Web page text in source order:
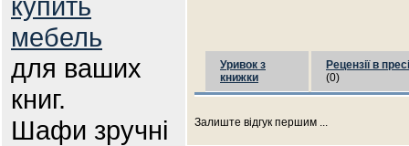
мебель
для ваших
книг.
Шафи зручні
Уривок з
книжки
Рецензії в пресі
(0)
Залиште відгук першим ...